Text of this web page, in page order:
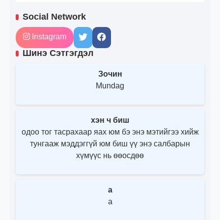
Social Network
Instagram
Шинэ Сэтгэгдэл
Зочин
Mundag
хэн ч биш
одоо тог тасрахаар яах юм бэ энэ мэтийгээ хийж
тунгааж мэддэггүй юм биш үү энэ салбарын
хүмүүс нь өөосдөө
a
a